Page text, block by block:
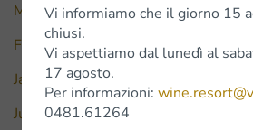
März 2022
Februar 2022
Januar 2022
Juli 2021
Vi informiamo che il giorno 15
chiusi.
Vi aspettiamo dal lunedì al
17 agosto.
Per informazioni:
0481.61264